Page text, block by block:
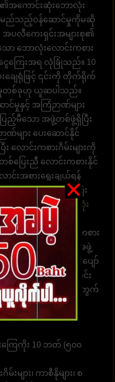
၏အကောင်းဆုံးဘောလုံး
မည်သည့်ဝန်ဆောင်မှုကိုမဆို
အပလီကေးရှင်းအများစု၏
ာ ဘောလုံးလောင်းကစား
ငွေကြေးအရ လုံခြုံသည်။ 10
ချေရုံဖြင့် ၎င်းကို တိုက်ရိုက်
တစ်ခုဟု ယူဆပါသည်။
င်မှုနှင့် အကြံဉာဏ်များ
ြည့်မီသော အဖွဲ့တစ်ဖွဲ့ရှိပြီး
များ ပေးဆောင်နိုင်
လောင်းကစားဂိမ်းများကို
စ်ပြေးညီ လောင်းကစားနိုင်
င်းအစားရွေးချယ်ရန်
ောက်ရောက် မြန်ဆန်ပြီး
နံပါတ် 1 တိုက်ရိုက်ဘောလုံး
သည် လူအ
ည်။ အွန်လိုင်းလောင်းကစား
းရန် ဝန်ဆောင်မှုပေးတဲ့အဖွဲ့
အွန်လောင်းကစားဂိမ်းပျော်
ပ်တို့သည် အောက်ပါအတိုင်း
ရန် ဆုံးဖြတ်ရန် သင့်အတွက်
များကို စုစည်းထား
ြေကိုး 10 ဘတ် (၅၀၀
းများ၊ ကာစီနိုများ၊ စ